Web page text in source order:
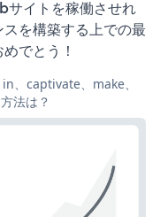
イトを稼働させれ
を構築する上での最
でとう！
、captivate、make、
法は？